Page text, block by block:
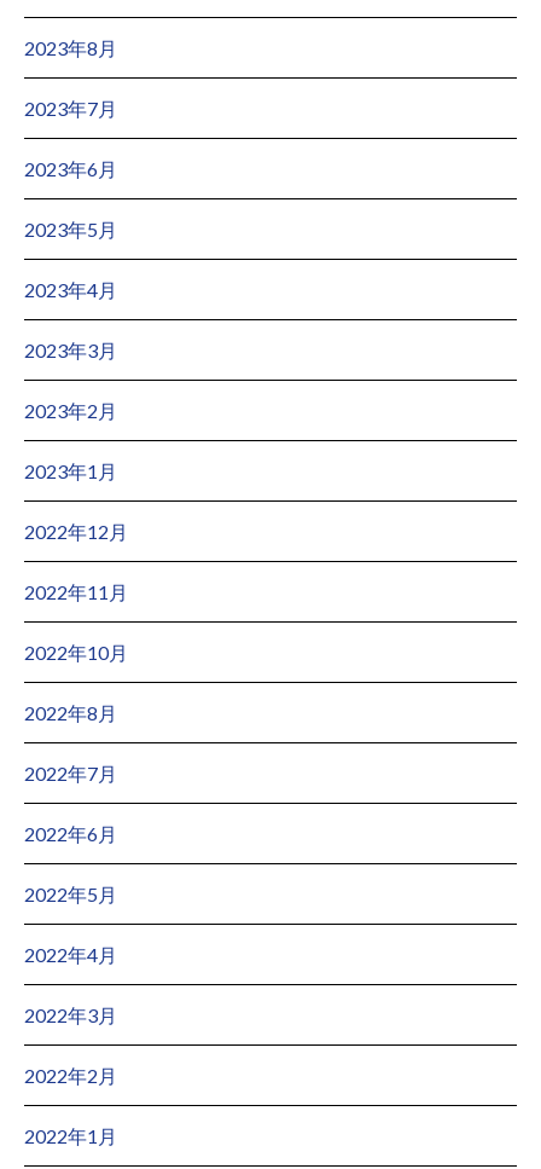
2023年8月
2023年7月
2023年6月
2023年5月
2023年4月
2023年3月
2023年2月
2023年1月
2022年12月
2022年11月
2022年10月
2022年8月
2022年7月
2022年6月
2022年5月
2022年4月
2022年3月
2022年2月
2022年1月